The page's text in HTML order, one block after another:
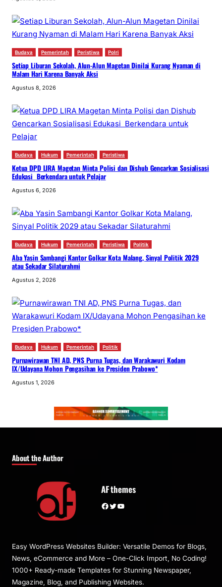
Budaya Pemerintah Peristiwa Polri
Setiap Liburan Sekolah, Alun-Alun Magetan Dinilai Kurang Nyaman di
Malam Hari Karena Banyak Aksi
Agustus 8, 2026
Budaya Hukum Pemerintah Peristiwa
Ketua DPD LIRA Magetan Minta Polisi dan Dishub Gencarkan Sosialisasi
Edukasi Berkendara untuk Pelajar
Agustus 6, 2026
Budaya Hukum Pemerintah Peristiwa Politik
Aba Yasin Sambangi Kantor Golkar Kota Malang, Sinyal Politik 2029
atau Sekadar Silaturahmi
Agustus 2, 2026
Budaya Hukum Pemerintah Politik
Purnawirawan TNI AD, PNS Purna Tugas, dan Warakawuri Kodam
IX/Udayana Mohon Pengasihan ke Presiden Prabowo*
Agustus 1, 2026
About the Author
AF themes
Facebook Twitter YouTube
Easy WordPress Websites Builder: Versatile Demos for Blogs,
News, eCommerce and More – One-Click Import, No Coding!
1000+ Ready-made Templates for Stunning Newspaper,
Magazine, Blog, and Publishing Websites.